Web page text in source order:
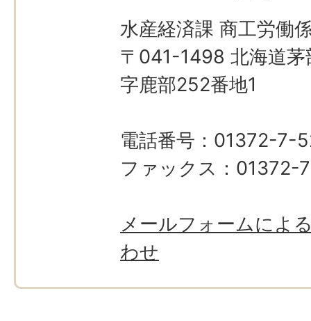
水産経済課 商工労働
〒041-1498 北海道茅
字鹿部252番地1
電話番号：01372-7-
ファックス：01372-
メールフォームによ
わせ